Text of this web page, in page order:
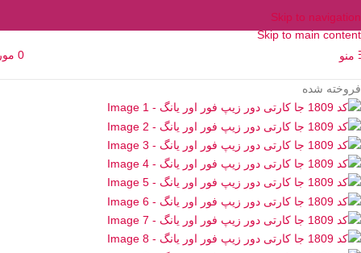
Skip to navigation
Skip to main content
منو
0
فروخته شده